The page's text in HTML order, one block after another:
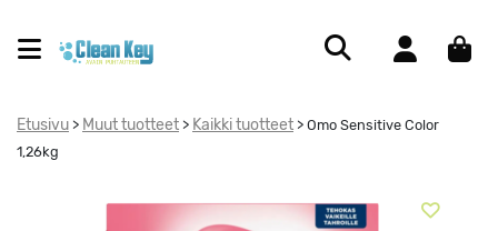
Etusivu > Muut tuotteet > Kaikki tuotteet > Omo Sensitive Color
1,26kg